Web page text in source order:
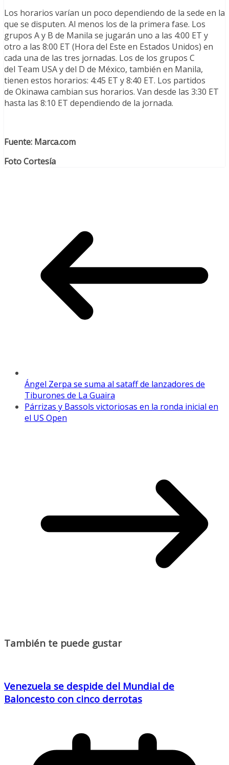
Los horarios varían un poco dependiendo de la sede en la
que se disputen. Al menos los de la primera fase. Los
grupos A y B de Manila se jugarán uno a las 4:00 ET y
otro a las 8:00 ET (Hora del Este en Estados Unidos) en
cada una de las tres jornadas. Los de los grupos C
del Team USA y del D de México, también en Manila,
tienen estos horarios: 4:45 ET y 8:40 ET. Los partidos
de Okinawa cambian sus horarios. Van desde las 3:30 ET
hasta las 8:10 ET dependiendo de la jornada.
Fuente: Marca.com
Foto Cortesía
Ángel Zerpa se suma al sataff de lanzadores de
Tiburones de La Guaira
Párrizas y Bassols victoriosas en la ronda inicial en
el US Open
También te puede gustar
Venezuela se despide del Mundial de
Baloncesto con cinco derrotas